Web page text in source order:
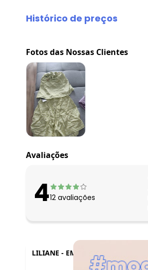
Histórico de preços
agosto/2026
julho/2026
junho/2026
maio/2026
abril/2026
março/2026
fevereiro/2026
Fotos das Nossas Clientes
Avaliações
412 avaliações
LILIANE - EMBU DAS ARTES - SP